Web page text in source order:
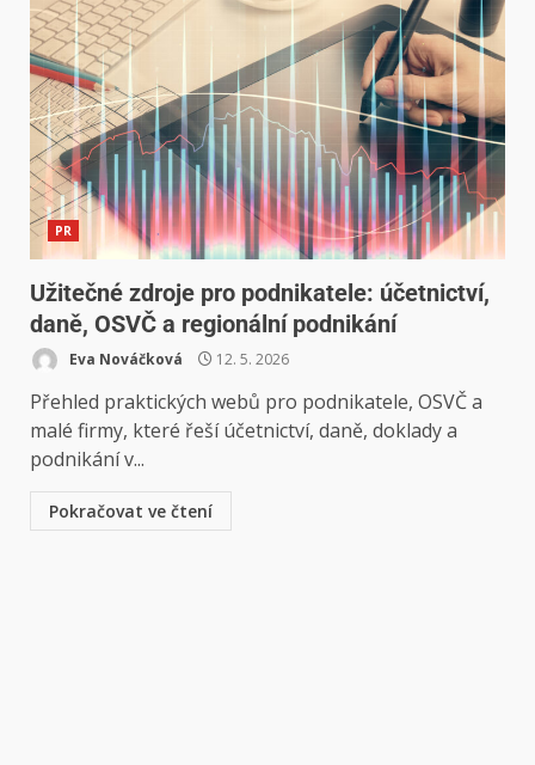
PR
Užitečné zdroje pro podnikatele: účetnictví,
daně, OSVČ a regionální podnikání
Eva Nováčková 12. 5. 2026
Přehled praktických webů pro podnikatele, OSVČ a
malé firmy, které řeší účetnictví, daně, doklady a
podnikání v...
Pokračovat ve čtení